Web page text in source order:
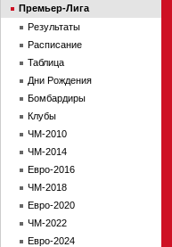
Премьер-Лига
Результаты
Расписание
Таблица
Дни Рождения
Бомбардиры
Клубы
ЧМ-2010
ЧМ-2014
Евро-2016
ЧМ-2018
Евро-2020
ЧМ-2022
Евро-2024